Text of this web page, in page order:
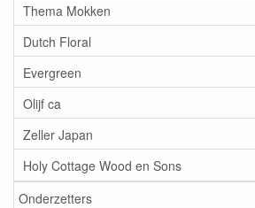
Thema Mokken
Dutch Floral
Evergreen
Olijf ca
Zeller Japan
Holy Cottage Wood en Sons
Onderzetters